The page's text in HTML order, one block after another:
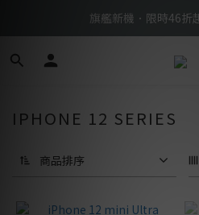
BTS限定優惠滿額現折
旗艦新機．限時46折
BTS限定優惠滿額現折
IPHONE 12 SERIES
商品排序